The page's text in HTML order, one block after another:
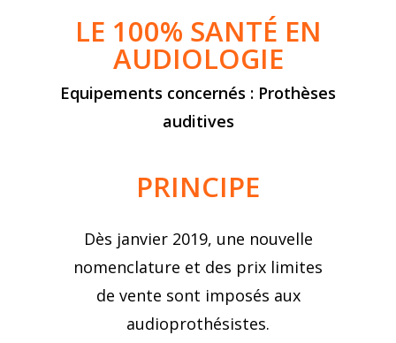
LE 100% SANTÉ EN
AUDIOLOGIE
Equipements concernés : Prothèses
auditives
PRINCIPE
Dès janvier 2019, une nouvelle
nomenclature et des prix limites
de vente sont imposés aux
audioprothésistes.